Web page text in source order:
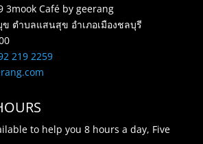
Café by geerang
ข ตำบลแสนสุข อำเภอเมืองชลบุรี
219 2259
to help you 8 hours a day, Five